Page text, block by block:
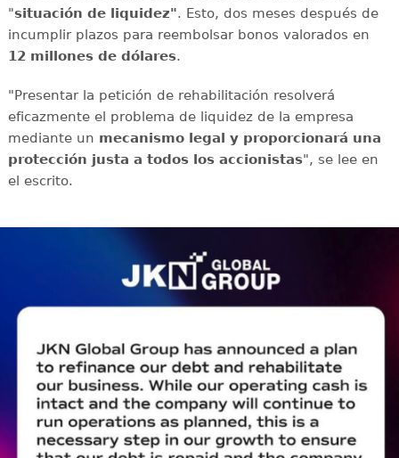
"situación de liquidez". Esto, dos meses después de
incumplir plazos para reembolsar bonos valorados en
12 millones de dólares.
"Presentar la petición de rehabilitación resolverá
eficazmente el problema de liquidez de la empresa
mediante un mecanismo legal y proporcionará una
protección justa a todos los accionistas", se lee en
el escrito.